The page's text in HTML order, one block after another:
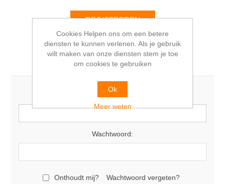
Terugkomende klant
Wachtwoord:
Onthoudt mij? Wachtwoord vergeten?
Cookies Helpen ons om een betere
diensten te kunnen verlenen. Als je gebruik
wilt maken van onze diensten stem je toe
om cookies te gebruiken
Ok
Meer weten